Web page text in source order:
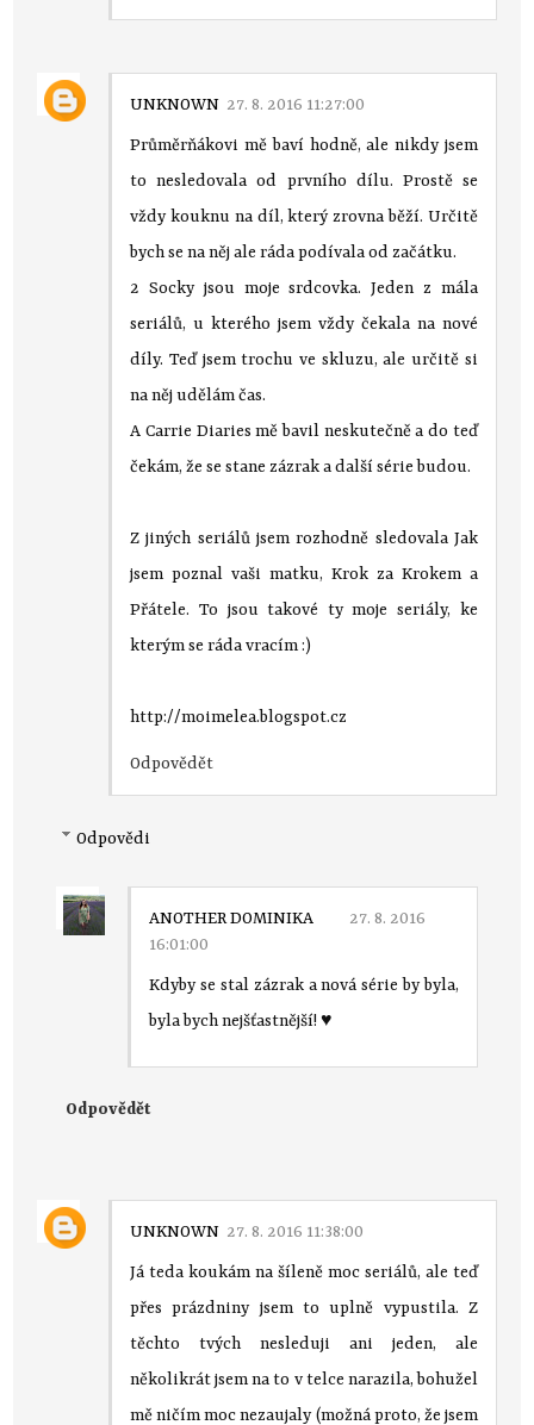
UNKNOWN 27. 8. 2016 11:27:00
Průměrňákovi mě baví hodně, ale nikdy jsem
to nesledovala od prvního dílu. Prostě se
vždy kouknu na díl, který zrovna běží. Určitě
bych se na něj ale ráda podívala od začátku.
2 Socky jsou moje srdcovka. Jeden z mála
seriálů, u kterého jsem vždy čekala na nové
díly. Teď jsem trochu ve skluzu, ale určitě si
na něj udělám čas.
A Carrie Diaries mě bavil neskutečně a do teď
čekám, že se stane zázrak a další série budou.
Z jiných seriálů jsem rozhodně sledovala Jak
jsem poznal vaši matku, Krok za Krokem a
Přátele. To jsou takové ty moje seriály, ke
kterým se ráda vracím :)
http://moimelea.blogspot.cz
Odpovědět
Odpovědi
ANOTHER DOMINIKA
27. 8. 2016
16:01:00
Kdyby se stal zázrak a nová série by byla,
byla bych nejšťastnější! ♥
Odpovědět
UNKNOWN 27. 8. 2016 11:38:00
Já teda koukám na šíleně moc seriálů, ale teď
přes prázdniny jsem to uplně vypustila. Z
těchto tvých nesleduji ani jeden, ale
několikrát jsem na to v telce narazila, bohužel
mě ničím moc nezaujaly (možná proto, že jsem